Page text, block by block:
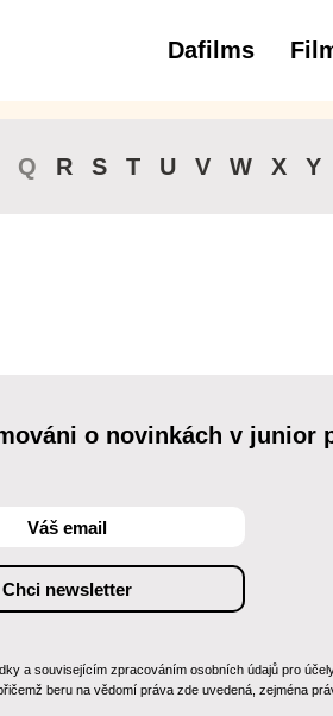
Dafilms 3
Q R S T U V W X Y
o novinkách v junior
a souvisejícím zpracováním osobních údajů pro
beru na vědomí práva zde uvedená, zejména